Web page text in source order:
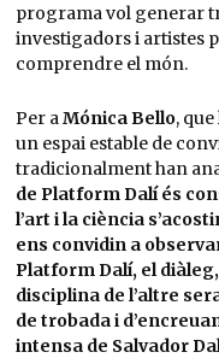
programa vol generar
investigadors i artistes
comprendre el món.
Per aMónica Bello,
un espai estable de
tradicionalment han
de Platform Dalí és
l’art i la ciència
ens convidin a
Platform Dalí, el
disciplina de l’altre
de trobada i
intensa de Salvador